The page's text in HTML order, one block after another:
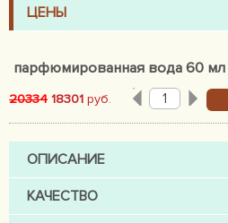
ЦЕНЫ
парфюмированная вода 60 мл
20334 18301 руб.
ОПИСАНИЕ
КАЧЕСТВО